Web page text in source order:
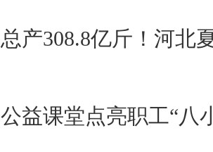
总产308.8亿斤！河北
公益课堂点亮职工“八